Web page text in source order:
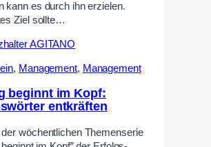
kann es durch ihn erzielen.
Ziel sollte…
, Management, Management
beginnt im Kopf:
entkräften
wöchentlichen Themenserie